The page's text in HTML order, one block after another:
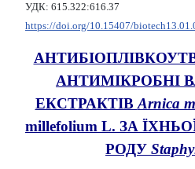
УДК: 615.322:616.37
https://doi.org/10.15407/
АНТИМІКРОБНІ
ЕКСТРАКТІВArnica
millefolium L. ЗА
РОДУ